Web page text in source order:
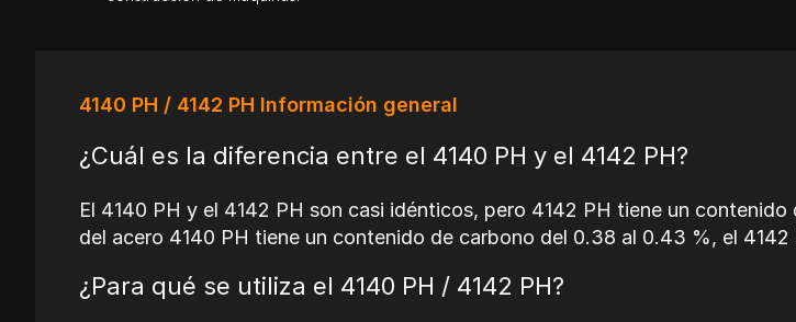
4140 PH / 4142 PH Información general
¿Cuál es la diferencia entre el 4140 PH y el 4142 PH?
El 4140 PH y el 4142 PH son casi idénticos, pero 4142 PH tiene un
del acero 4140 PH tiene un contenido de carbono del 0.38 al 0.43 %, el
¿Para qué se utiliza el 4140 PH / 4142 PH?